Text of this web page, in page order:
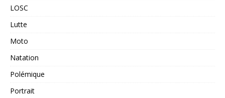
LOSC
Lutte
Moto
Natation
Polémique
Portrait